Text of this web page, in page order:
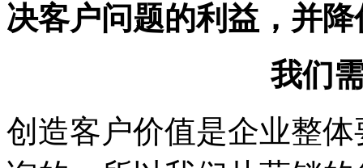
决客户问题的利益，并
我们
创造客户价值是企业整